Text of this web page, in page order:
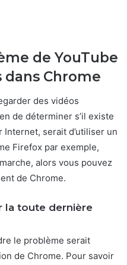
de YouTube
dans Chrome
des vidéos
de déterminer s’il existe
serait d’utiliser un
Firefox par exemple,
alors vous pouvez
de Chrome.
la toute dernière
le problème serait
de Chrome. Pour savoir